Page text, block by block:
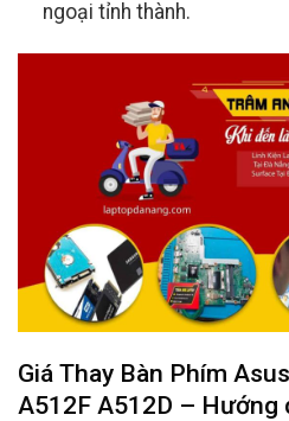
ngoại tỉnh thành.
Giá Thay Bàn Phím
A512F A512D – Hướng